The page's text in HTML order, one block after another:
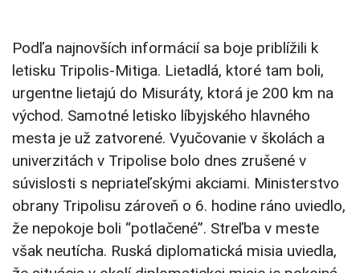
Podľa najnovších informácií sa boje priblížili k
letisku Tripolis-Mitiga. Lietadlá, ktoré tam boli,
urgentne lietajú do Misuráty, ktorá je 200 km na
východ. Samotné letisko líbyjského hlavného
mesta je už zatvorené. Vyučovanie v školách a
univerzitách v Tripolise bolo dnes zrušené v
súvislosti s nepriateľskými akciami. Ministerstvo
obrany Tripolisu zároveň o 6. hodine ráno uviedlo,
že nepokoje boli “potlačené”. Streľba v meste
však neutícha. Ruská diplomatická misia uviedla,